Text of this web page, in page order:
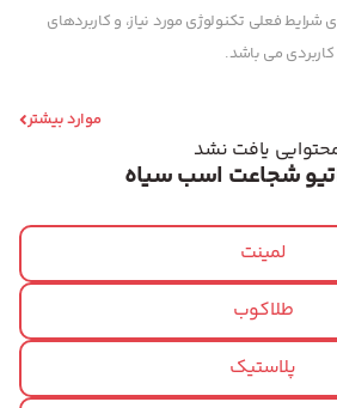
شرایط فعلی تکنولوژی مورد نیاز، و کاربردهای
کاربردی می باشد.
موارد بیشتر
یافت نشد
شجاعت اسب سیاه
لمینت
طلاکوب
پلاستیک